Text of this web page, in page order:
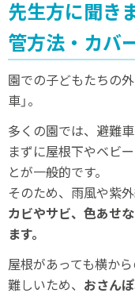
先生方に聞き
管方法・カバ
園での子どもたちの
車」。
多くの園では、避難
まずに屋根下やベビ
とが一般的です。
そのため、雨風や紫
カビやサビ、色あせ
ます。
屋根があっても横か
難しいため、 おさん